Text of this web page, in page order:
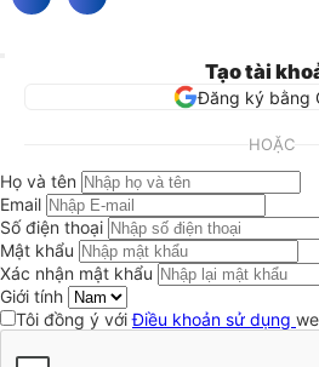
Tạo tài
Đăng ký bằng
HOẶC
Họ và tên
Email
Số điện thoại
Mật khẩu
Xác nhận mật khẩu
Giới tính
Tôi đồng ý vớiĐiều khoản sử dụng